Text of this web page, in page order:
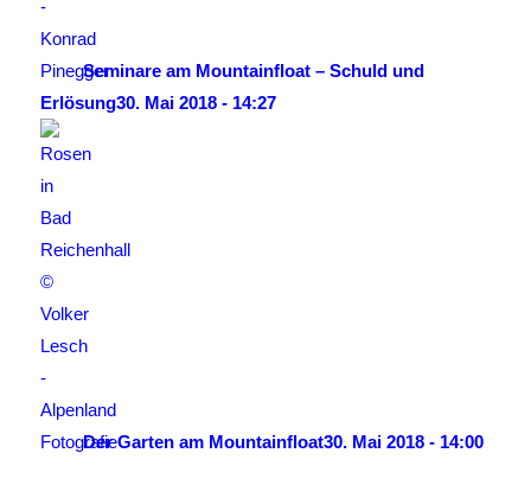
Seminare am Mountainfloat – Schuld und
Erlösung30. Mai 2018 - 14:27
Der Garten am Mountainfloat30. Mai 2018 - 14:00